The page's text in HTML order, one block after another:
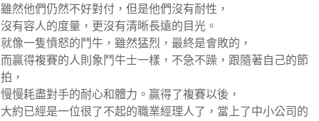
雖然他們仍然不好對付，但是他們沒有耐性，
沒有容人的度量，更沒有清晰長遠的目光。
就像一隻憤怒的鬥牛，雖然猛烈，最終是會敗的，
而贏得複賽的人則象鬥牛士一樣，不急不躁，跟隨著自己的節
拍，
慢慢耗盡對手的耐心和體力。贏得了複賽以後，
大約已經是一位很了不起的職業經理人了，當上了中小公司的